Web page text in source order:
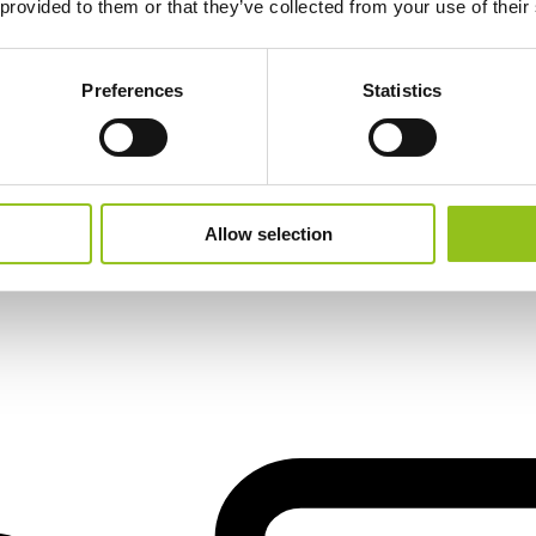
to them or that they’ve collected from your use of
Preferences Statistics
Allow selection